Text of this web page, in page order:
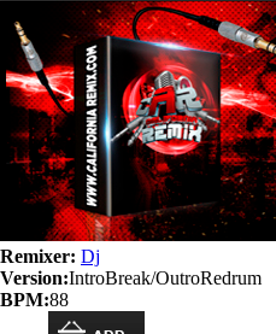
Remixer: Dj
Version:IntroBreak/OutroRedrum
BPM:88